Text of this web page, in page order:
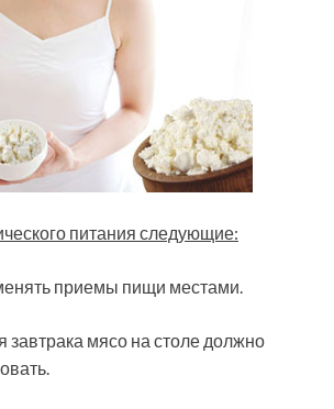
питания следующие:
приемы пищи местами.
завтрака мясо на столе должно